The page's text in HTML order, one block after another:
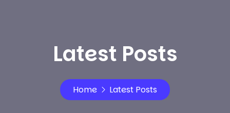
Latest Posts
Home Latest Posts